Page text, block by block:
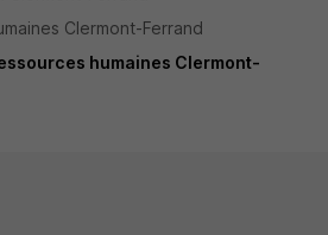
Clermont-Ferrand
humaines Clermont-